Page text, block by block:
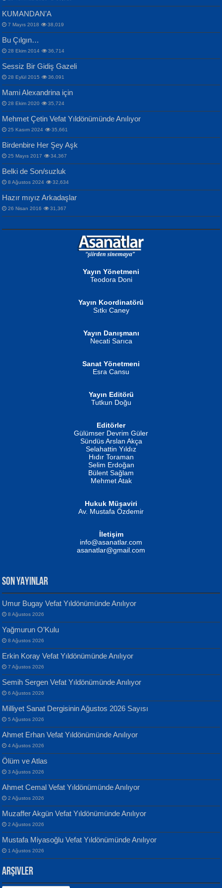
İPEK ACAR SERT
Gazze’nin Şecaati, Ümmetin İmtihanı...
MAHMUT GÜRBÜZ
İbrahim Olmak ve Bitirebilmek...
NURAN KÖSE BAYDAR
İSMAİL OKUTAN
Erkeklerin Kahrolması Ne Demektir
MUSTAFA KELOĞLU
Yarına İz Bırakmak...
ATİLLA ÖZEN
Sultan Olmadan Önce Eyüp...
EKREM KARABABA
Yaralı Şiir...
Selahattin Yıldız
İdrakimle Üşürken...
Songül Özel
Mahzen...
Ben Deniz Değilim ki...
Evvel Zaman Tanrıçası...
Yılmaz Ekinci
Geceye Söylenen...
Banu Sancak
Defterimden İçeri...
İsmail Aydos
İnkisar...
ERDEM BAYAZIT
Sana, Bana, Vatanıma, Ülkemin
İnsanlarına Dair...
NAZIM HİKMET RAN
Bir Cezaevinde, Tecritteki Adamın
Mektupları...
KUMANDAN’A
7 Mayıs 2018 38,019
Bu Çılgın…
28 Ekim 2014 36,714
Sessiz Bir Gidiş Gazeli
28 Eylül 2015 36,091
Mami Alexandrina için
28 Ekim 2020 35,724
Mehmet Çetin Vefat Yıldönümünde Anılıyor
25 Kasım 2024 35,661
Birdenbire Her Şey Aşk
25 Mayıs 2017 34,367
Belki de Son/suzluk
8 Ağustos 2024 32,634
Hazır mıyız Arkadaşlar
26 Nisan 2016 31,367
Yayın Yönetmeni
Teodora Doni
Yayın Koordinatörü
Sıtkı Caney
Yayın Danışmanı
Necati Sarıca
Sanat Yönetmeni
Esra Cansu
Yayın Editörü
Tutkun Doğu
Editörler
Gülümser Devrim Güler
Sündüs Arslan Akça
Selahattin Yıldız
Hıdır Toraman
Selim Erdoğan
Bülent Sağlam
Mehmet Atak
Hukuk Müşaviri
Av. Mustafa Özdemir
İletişim
info@asanatlar.com
asanatlar@gmail.com
SON YAYINLAR
Umur Bugay Vefat Yıldönümünde Anılıyor
8 Ağustos 2026
Yağmurun O’Kulu
8 Ağustos 2026
Erkin Koray Vefat Yıldönümünde Anılıyor
7 Ağustos 2026
Semih Sergen Vefat Yıldönümünde Anılıyor
6 Ağustos 2026
Milliyet Sanat Dergisinin Ağustos 2026 Sayısı
5 Ağustos 2026
Ahmet Erhan Vefat Yıldönümünde Anılıyor
4 Ağustos 2026
Ölüm ve Atlas
3 Ağustos 2026
Ahmet Cemal Vefat Yıldönümünde Anılıyor
2 Ağustos 2026
Muzaffer Akgün Vefat Yıldönümünde Anılıyor
2 Ağustos 2026
Mustafa Miyasoğlu Vefat Yıldönümünde Anılıyor
1 Ağustos 2026
Arşivler